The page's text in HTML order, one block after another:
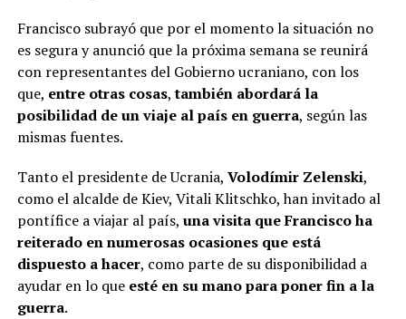
Francisco subrayó que por el momento la situación no
es segura y anunció que la próxima semana se reunirá
con representantes del Gobierno ucraniano, con los
que, entre otras cosas,también abordará la
posibilidad de un viaje al país en guerra, según las
mismas fuentes.
Tanto el presidente de Ucrania, Volodímir Zelenski,
como el alcalde de Kiev, Vitali Klitschko, han invitado al
pontífice a viajar al país, una visita que Francisco ha
reiterado en numerosas ocasiones que está
dispuesto a hacer, como parte de su disponibilidad a
ayudar en lo que esté en su mano para poner fin a la
guerra.